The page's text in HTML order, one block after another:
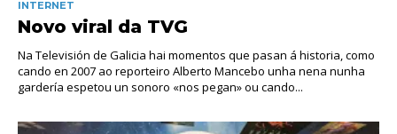
INTERNET
Novo viral da TVG
Na Televisión de Galicia hai momentos que pasan á historia, como
cando en 2007 ao reporteiro Alberto Mancebo unha nena nunha
gardería espetou un sonoro «nos pegan» ou cando...